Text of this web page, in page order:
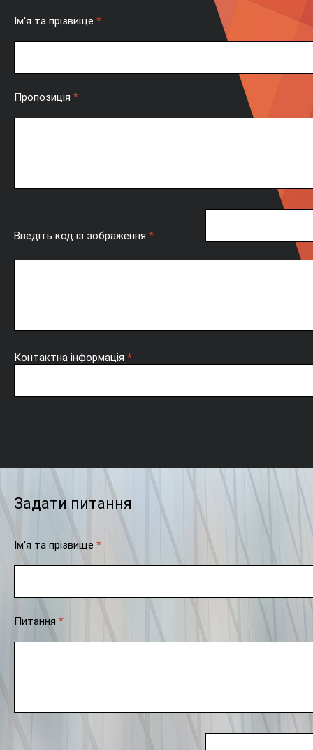
Ім'я та прізвище *
Пропозиція *
Введіть код із зображення *
Контактна інформація *
Задати питання
Ім'я та прізвище *
Питання *